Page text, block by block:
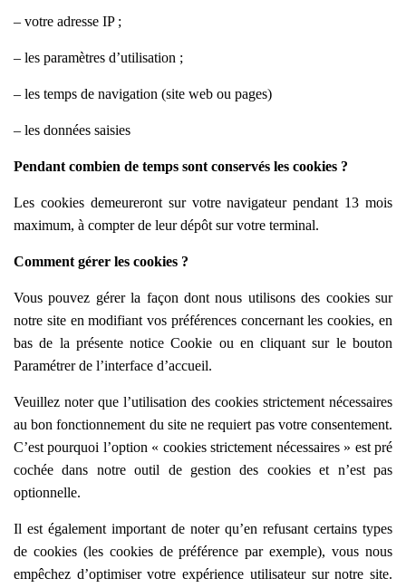
– votre adresse IP ;
– les paramètres d’utilisation ;
– les temps de navigation (site web ou pages)
– les données saisies
Pendant combien de temps sont conservés les cookies ?
Les cookies demeureront sur votre navigateur pendant 13 mois
maximum, à compter de leur dépôt sur votre terminal.
Comment gérer les cookies ?
Vous pouvez gérer la façon dont nous utilisons des cookies sur
notre site en modifiant vos préférences concernant les cookies, en
bas de la présente notice Cookie ou en cliquant sur le bouton
Paramétrer de l’interface d’accueil.
Veuillez noter que l’utilisation des cookies strictement nécessaires
au bon fonctionnement du site ne requiert pas votre consentement.
C’est pourquoi l’option « cookies strictement nécessaires » est pré
cochée dans notre outil de gestion des cookies et n’est pas
optionnelle.
Il est également important de noter qu’en refusant certains types
de cookies (les cookies de préférence par exemple), vous nous
empêchez d’optimiser votre expérience utilisateur sur notre site.